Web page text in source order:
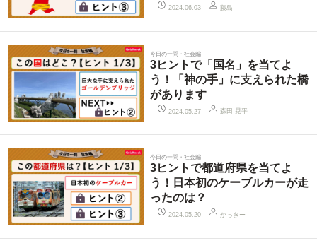
2024.06.03 藤島
今日の一問・社会編
3ヒントで「国名」を当てよ
う！「神の手」に支えられた橋
があります
2024.05.27 森田 晃平
今日の一問・社会編
3ヒントで都道府県を当てよ
う！日本初のケーブルカーが走
ったのは？
2024.05.20 かっきー